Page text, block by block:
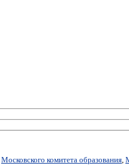
Московского комитета образования,